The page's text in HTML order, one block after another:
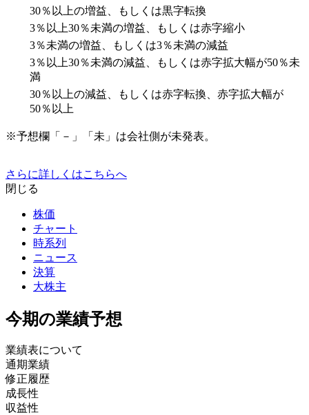
30％以上の増益、もしくは黒字転換
3％以上30％未満の増益、もしくは赤字縮小
3％未満の増益、もしくは3％未満の減益
3％以上30％未満の減益、もしくは赤字拡大幅が50％未
満
30％以上の減益、もしくは赤字転換、赤字拡大幅が
50％以上
※予想欄「－」「未」は会社側が未発表。
さらに詳しくはこちらへ
閉じる
株価
チャート
時系列
ニュース
決算
大株主
今期の業績予想
業績表について
通期業績
修正履歴
成長性
収益性